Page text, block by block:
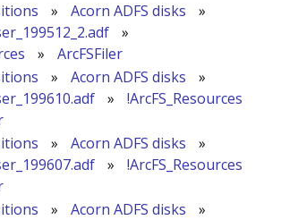
» Acorn ADFS disks
»
»
»
ArcFSFiler
» Acorn ADFS disks
»
»
!ArcFS_Resources
» Acorn ADFS disks
»
»
!ArcFS_Resources
» Acorn ADFS disks
»